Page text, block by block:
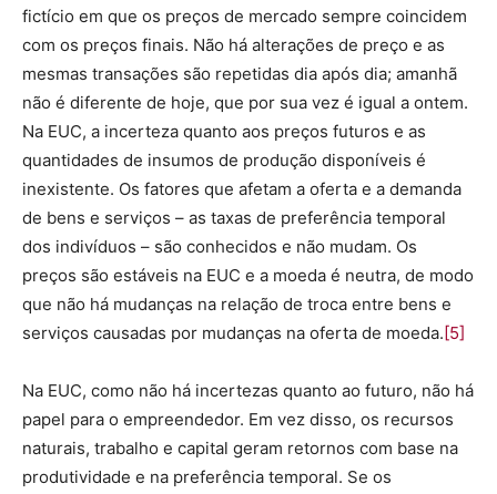
fictício em que os preços de mercado sempre coincidem
com os preços finais. Não há alterações de preço e as
mesmas transações são repetidas dia após dia; amanhã
não é diferente de hoje, que por sua vez é igual a ontem.
Na EUC, a incerteza quanto aos preços futuros e as
quantidades de insumos de produção disponíveis é
inexistente. Os fatores que afetam a oferta e a demanda
de bens e serviços – as taxas de preferência temporal
dos indivíduos – são conhecidos e não mudam. Os
preços são estáveis ​​na EUC e a moeda é neutra, de modo
que não há mudanças na relação de troca entre bens e
serviços causadas por mudanças na oferta de moeda. [5]
Na EUC, como não há incertezas quanto ao futuro, não há
papel para o empreendedor. Em vez disso, os recursos
naturais, trabalho e capital geram retornos com base na
produtividade e na preferência temporal. Se os